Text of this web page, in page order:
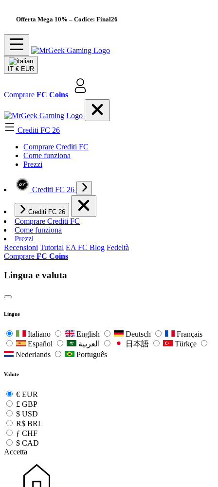
Offerta Mega 10% – Codice: Final26
IT € EUR
Comprare FC Coins
Crediti FC 26
Comprare Crediti FC
Come funziona
Prezzi
Crediti FC 26
Crediti FC 26
Comprare Crediti FC
Come funziona
Prezzi
Recensioni Tutorial EA FC Blog Fedeltà
Comprare FC Coins
Lingua e valuta
Lingue
Italiano English Deutsch
Français
Español
日本語
Türkçe
Nederlands
Português
Valute
€ EUR
£ GBP
$ USD
R$ BRL
ƒ CHF
$ CAD
Accetta